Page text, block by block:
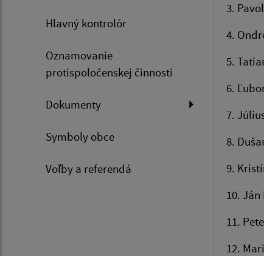
Hlavný kontrolór
Oznamovanie
protispoločenskej činnosti
Dokumenty
Symboly obce
Voľby a referendá
3.
4.
5.
6.
7.
8.
9.
10.
11.
12.